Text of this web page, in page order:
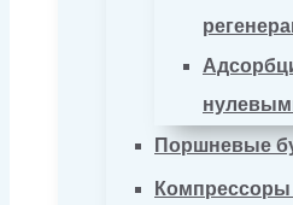
Поршневые